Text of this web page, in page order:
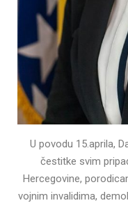
U povodu 15.aprila,
čestitke svim
Hercegovine,
vojnim invalidima,